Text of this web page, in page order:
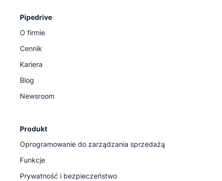
Pipedrive
O firmie
Cennik
Kariera
Blog
Newsroom
Produkt
Oprogramowanie do zarządzania sprzedażą
Funkcje
Prywatność i bezpieczeństwo